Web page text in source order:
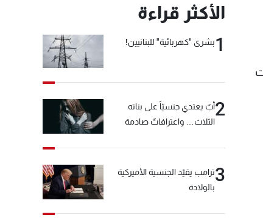
الأكثر قراءة
1بشرى "كهربائية" للبنانيين!
2أبٌ يعتدي جنسيّاً على بناته
الثلاث… واعترافاتٌ صادمة
3ترامب يقيّد الجنسية الأميركية
بالولادة